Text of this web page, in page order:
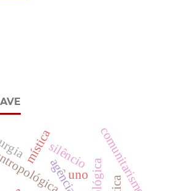
agência comunitarismo
uno
silêncio
mística